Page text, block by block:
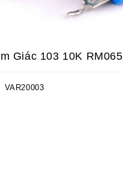
Giác 103 10K RM065
VAR20003